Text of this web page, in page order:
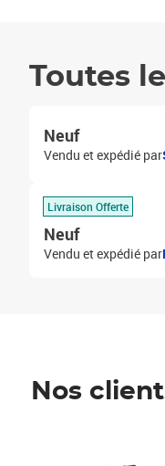
Toutes
Neuf
Vendu et expédié par
Livraison Offerte
Neuf
Vendu et expédié par
Nos